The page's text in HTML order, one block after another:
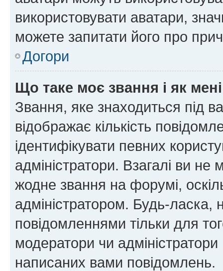
використовувати аватари,
можете запитати його про
Догори
Що таке моє звання і як
Звання, яке знаходиться під
відображає кількість
ідентифікувати певних
адміністратори. Взагалі ви
жодне звання на форумі,
адміністратором. Будь-
повідомленнями тільки для
модератори чи
написаних вами повідомлень.